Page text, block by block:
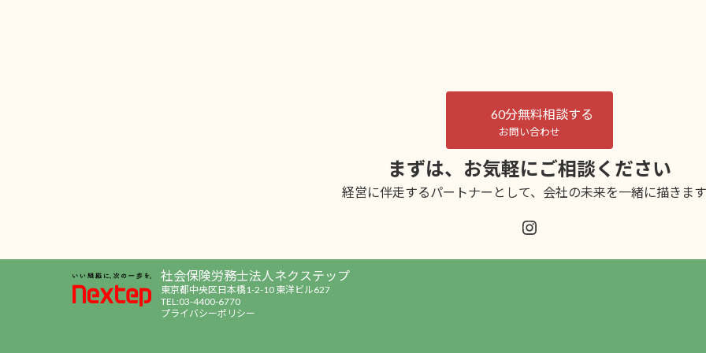
60分無料相談する
お問い合わせ
まずは、お気軽にご相談ください
経営に伴走するパートナーとして、 会社の未来を一緒に描きま
Instagram
社会保険労務士法人ネクステップ
東京都中央区日本橋1-2-10 東洋ビル627
TEL:03-4400-6770
プライバシーポリシー